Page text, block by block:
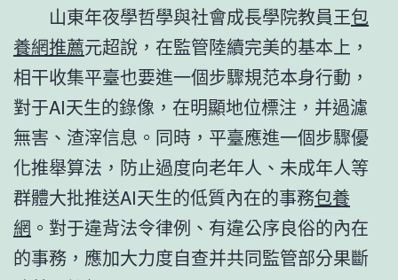
山東年夜學哲學與社會成長學院教員王包
養網推薦元超說，在監管陸續完美的基本上，
相干收集平臺也要進一個步驟規范本身行動，
對于AI天生的錄像，在明顯地位標注，并過濾
無害、渣滓信息。同時，平臺應進一個步驟優
化推舉算法，防止過度向老年人、未成年人等
群體大批推送AI天生的低質內在的事務包養
網 。對于違背法令律例、有違公序良俗的內在
的事務，應加大力度自查并共同監管部分果斷